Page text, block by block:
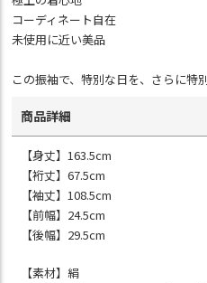
コーディネート自在
未使用に近い美品
この振袖で、特別な日を、さらに特
商品詳細
【身丈】163.5cm
【裄丈】67.5cm
【袖丈】108.5cm
【前幅】24.5cm
【後幅】29.5cm
【素材】絹